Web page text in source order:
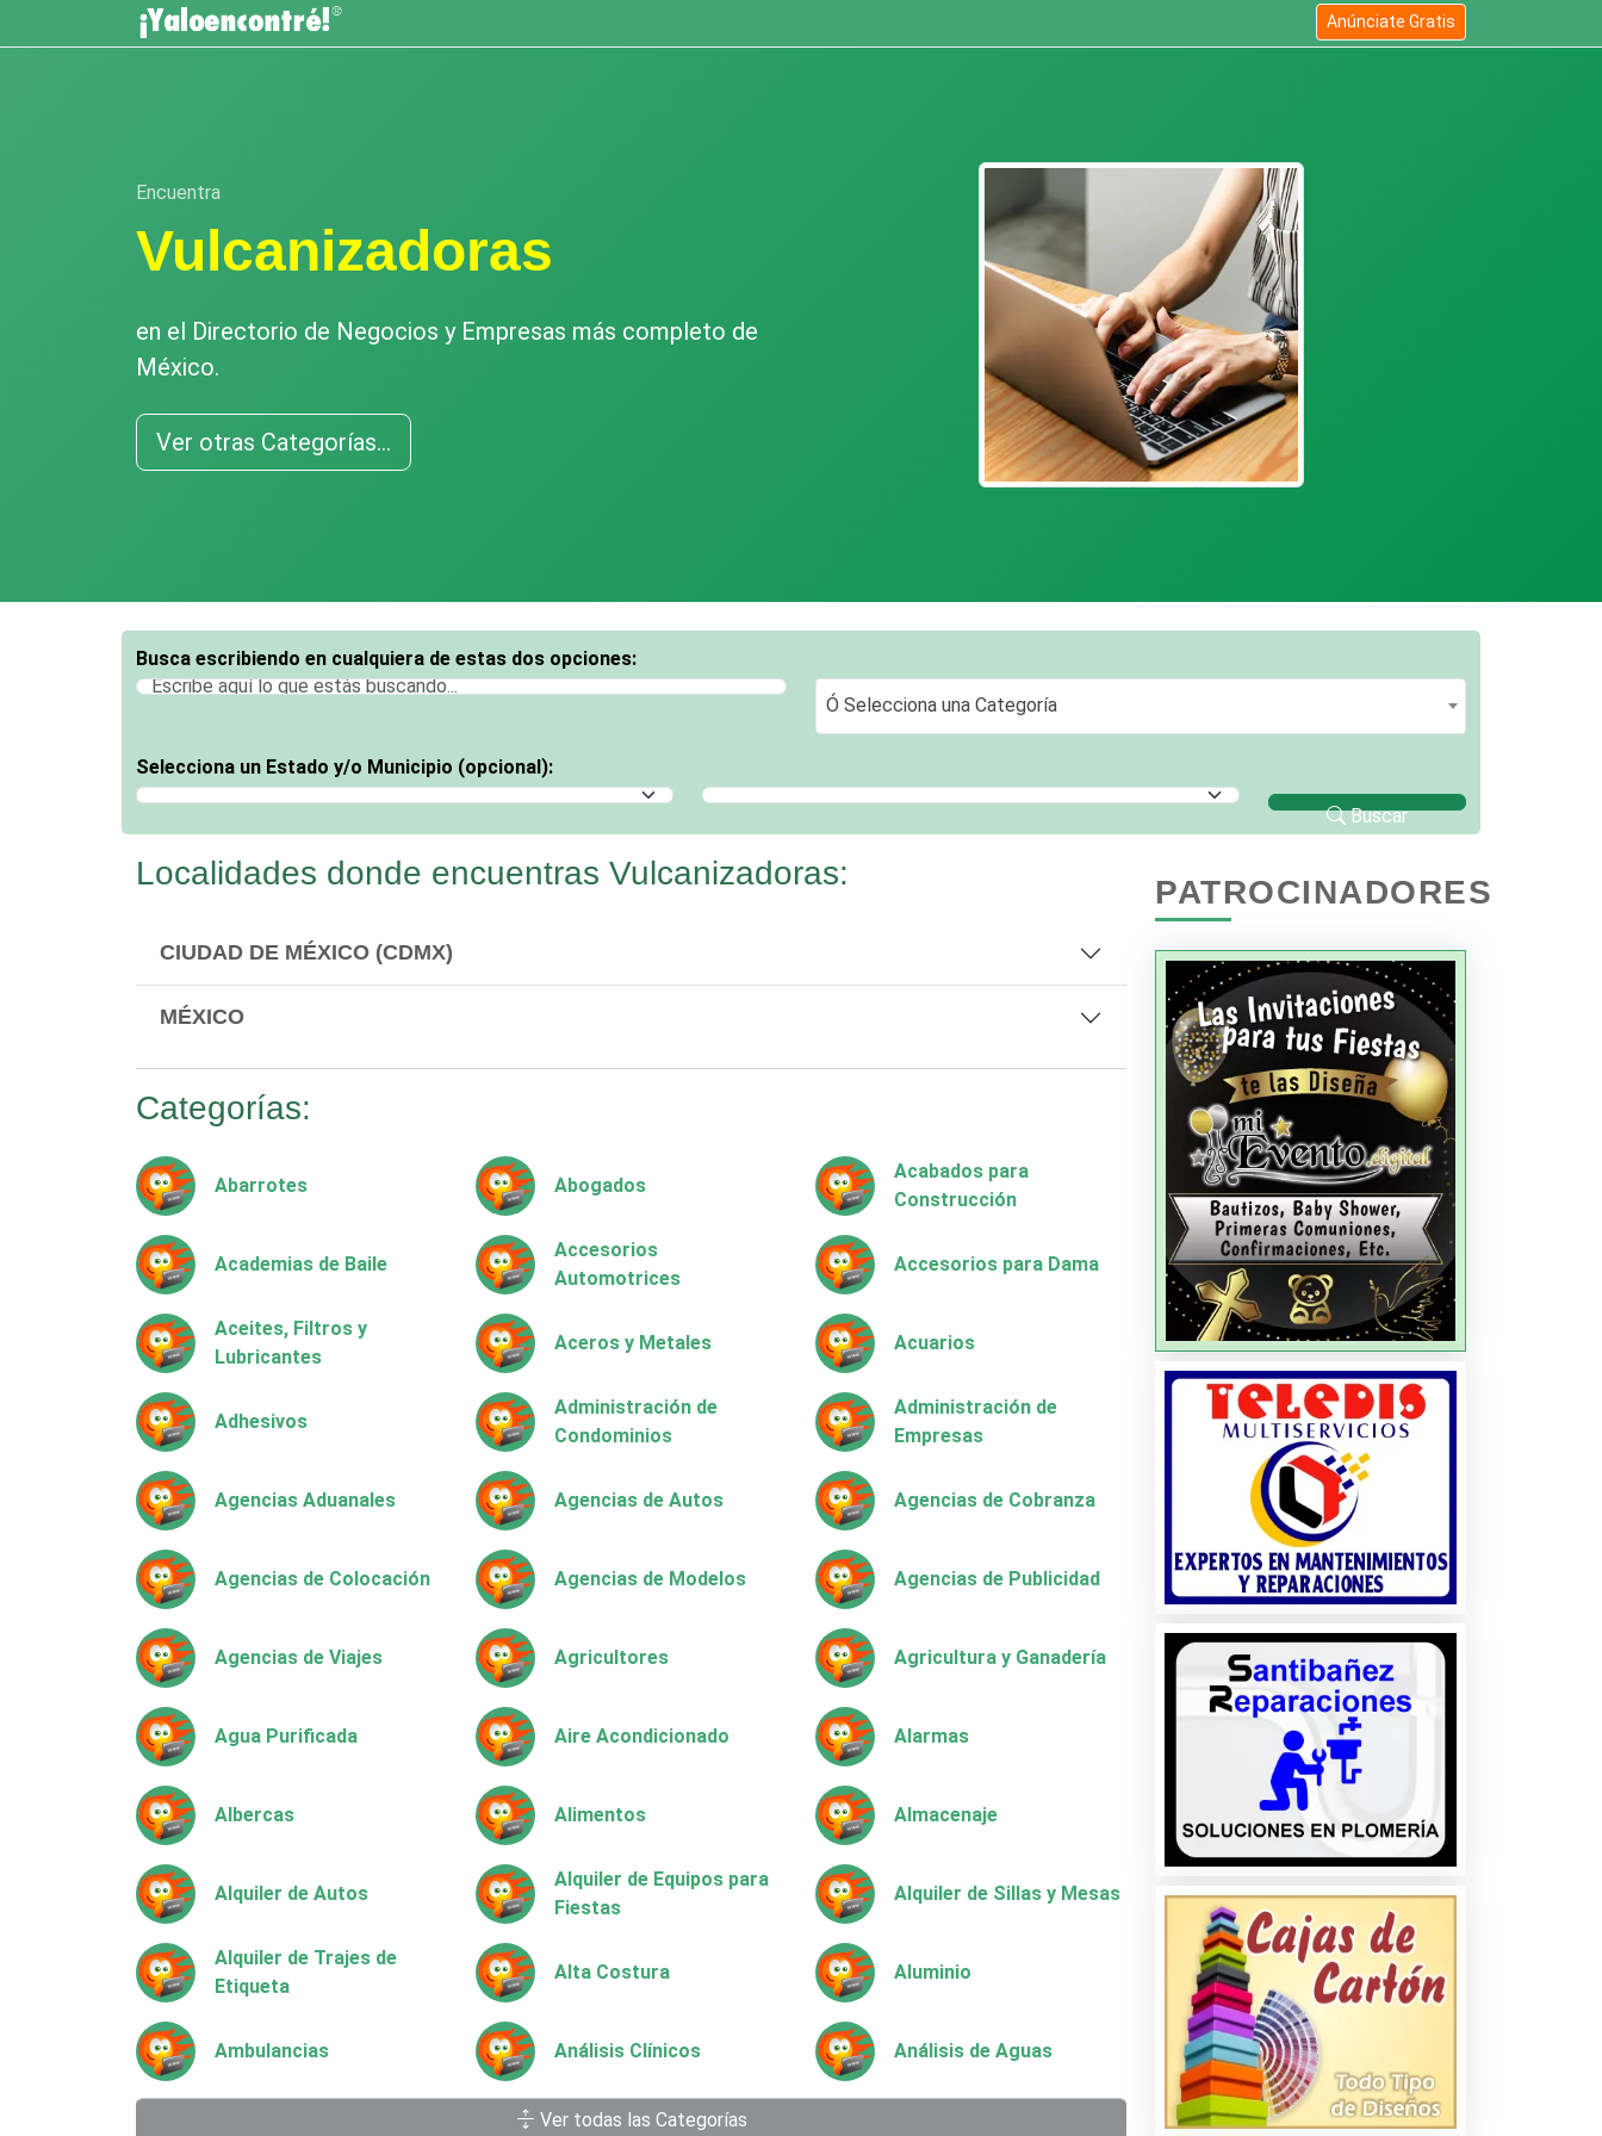
Anúnciate Gratis
Encuentra
Vulcanizadoras
en el Directorio de Negocios y Empresas más completo de
México.
Ver otras Categorías...
Busca escribiendo en cualquiera de estas dos opciones:
Ó Selecciona una Categoría
Ó Selecciona una Categoría
Selecciona un Estado y/o Municipio (opcional):
Selecciona un Estado
Selecciona un Municipio
Buscar
Localidades donde encuentras Vulcanizadoras:
CIUDAD DE MÉXICO (CDMX)
MÉXICO
Categorías:
Abarrotes Abogados
Acabados para
Construcción
Academias de Baile
Accesorios
Automotrices
Accesorios para Dama
Aceites, Filtros y
Lubricantes
Aceros y Metales Acuarios
Adhesivos
Administración de
Condominios
Administración de
Empresas
Agencias Aduanales Agencias de Autos Agencias de Cobranza
Agencias de Colocación Agencias de Modelos Agencias de Publicidad
Agencias de Viajes Agricultores Agricultura y Ganadería
Agua Purificada Aire Acondicionado Alarmas
Albercas Alimentos Almacenaje
Alquiler de Autos
Alquiler de Equipos para
Fiestas
Alquiler de Sillas y Mesas
Alquiler de Trajes de
Etiqueta
Alta Costura Aluminio
Ambulancias Análisis Clínicos Análisis de Aguas
Aparatos y Equipos
Ver todas las Categorías
PATROCINADORES